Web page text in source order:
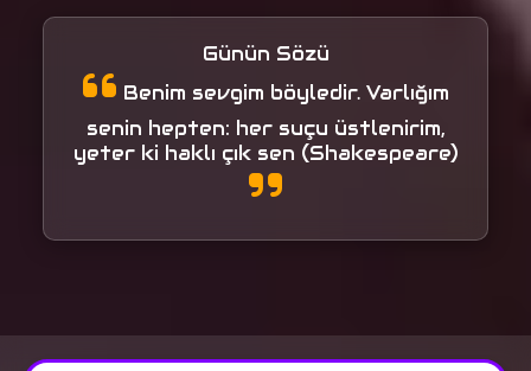
Günün Sözü
Benim sevgim böyledir. Varlığım
senin hepten: her suçu üstlenirim,
yeter ki haklı çık sen (Shakespeare)